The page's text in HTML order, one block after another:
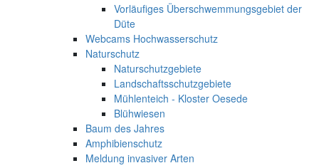
Vorläufiges Überschwemmungsgebiet der
Düte
Webcams Hochwasserschutz
Naturschutz
Naturschutzgebiete
Landschaftsschutzgebiete
Mühlenteich - Kloster Oesede
Blühwiesen
Baum des Jahres
Amphibienschutz
Meldung invasiver Arten